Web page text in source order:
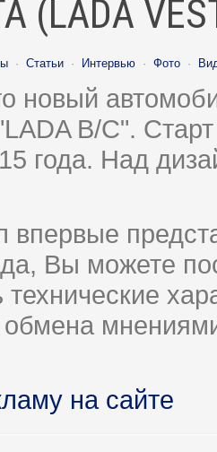
(LADA
· Статьи · Интервью · Фото ·
новый
B/C".
года. Над
впервые
Вы можете
технические
на сайте